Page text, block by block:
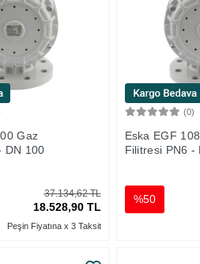
Gaz
DN 100
37.134,62 TL
18.528,90 TL
Peşin Fiyatına x 3 Taksit
(0)
Eska EGF
Filitresi PN6 -
%50